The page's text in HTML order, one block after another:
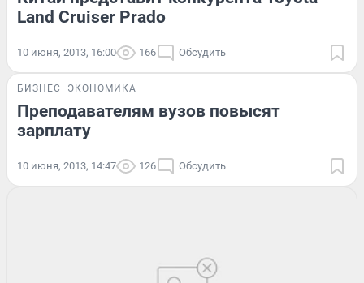
Land Cruiser Prado
10 июня, 2013, 16:00 166 Обсудить
БИЗНЕС ЭКОНОМИКА
Преподавателям вузов повысят
зарплату
10 июня, 2013, 14:47 126 Обсудить